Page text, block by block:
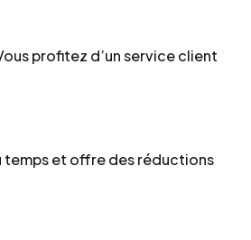
profitez d’un service client
temps et offre des réductions